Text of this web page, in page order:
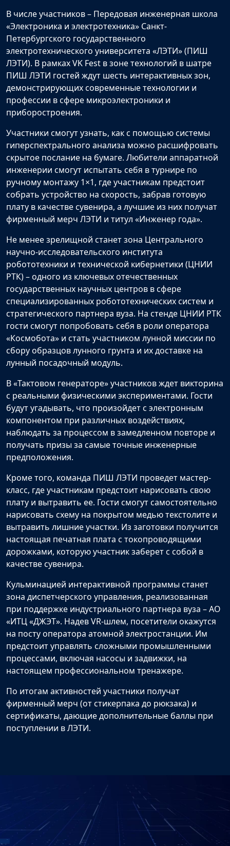
В числе участников – Передовая инженерная школа
«Электроника и электротехника» Санкт-
Петербургского государственного
электротехнического университета «ЛЭТИ» (ПИШ
ЛЭТИ). В рамках VK Fest в зоне технологий в шатре
ПИШ ЛЭТИ гостей ждут шесть интерактивных зон,
демонстрирующих современные технологии и
профессии в сфере микроэлектроники и
приборостроения.
Участники смогут узнать, как с помощью системы
гиперспектрального анализа можно расшифровать
скрытое послание на бумаге. Любители аппаратной
инженерии смогут испытать себя в турнире по
ручному монтажу 1×1, где участникам предстоит
собрать устройство на скорость, забрав готовую
плату в качестве сувенира, а лучшие из них получат
фирменный мерч ЛЭТИ и титул «Инженер года».
Не менее зрелищной станет зона Центрального
научно-исследовательского института
робототехники и технической кибернетики (ЦНИИ
РТК) – одного из ключевых отечественных
государственных научных центров в сфере
специализированных робототехнических систем и
стратегического партнера вуза. На стенде ЦНИИ РТК
гости смогут попробовать себя в роли оператора
«Космобота» и стать участником лунной миссии по
сбору образцов лунного грунта и их доставке на
лунный посадочный модуль.
В «Тактовом генераторе» участников ждет викторина
с реальными физическими экспериментами. Гости
будут угадывать, что произойдет с электронным
компонентом при различных воздействиях,
наблюдать за процессом в замедленном повторе и
получать призы за самые точные инженерные
предположения.
Кроме того, команда ПИШ ЛЭТИ проведет мастер-
класс, где участникам предстоит нарисовать свою
плату и вытравить ее. Гости смогут самостоятельно
нарисовать схему на покрытом медью текстолите и
вытравить лишние участки. Из заготовки получится
настоящая печатная плата с токопроводящими
дорожками, которую участник заберет с собой в
качестве сувенира.
Кульминацией интерактивной программы станет
зона диспетчерского управления, реализованная
при поддержке индустриального партнера вуза – АО
«ИТЦ «ДЖЭТ». Надев VR-шлем, посетители окажутся
на посту оператора атомной электростанции. Им
предстоит управлять сложными промышленными
процессами, включая насосы и задвижки, на
настоящем профессиональном тренажере.
По итогам активностей участники получат
фирменный мерч (от стикерпака до рюкзака) и
сертификаты, дающие дополнительные баллы при
поступлении в ЛЭТИ.